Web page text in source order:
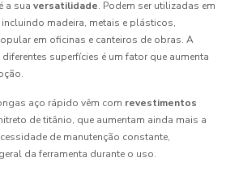
a sua versatilidade. Podem ser utilizadas em
madeira, metais e plásticos,
em oficinas e canteiros de obras. A
superfícies é um fator que aumenta
aço rápido vêm com revestimentos
de titânio, que aumentam ainda mais a
de manutenção constante,
da ferramenta durante o uso.